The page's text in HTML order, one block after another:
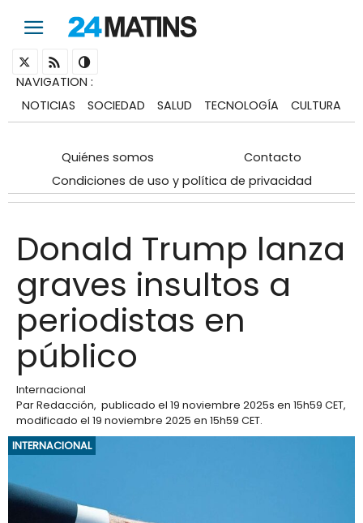
NAVIGATION :
NOTICIAS
SOCIEDAD SALUD TECNOLOGÍA CULTURA
Quiénes somos
Contacto
Condiciones de uso y política de privacidad
Donald Trump lanza
graves insultos a
periodistas en
público
Internacional
ParRedacción, publicado el 19 noviembre 2025s en 15h59 CET,
modificado el 19 noviembre 2025 en 15h59 CET.
INTERNACIONAL